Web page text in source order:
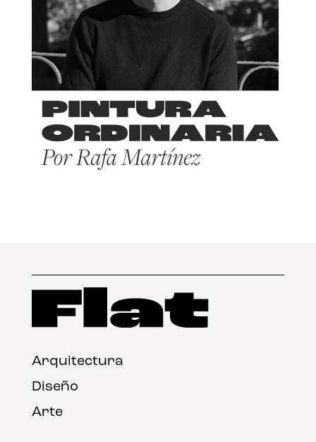
Arquitectura
Diseño
Arte